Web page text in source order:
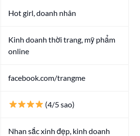
Hot girl, doanh nhân
Kinh doanh thời trang, mỹ phẩm
online
facebook.com/trangme
(4/5 sao)
Nhan sắc xinh đẹp, kinh doanh